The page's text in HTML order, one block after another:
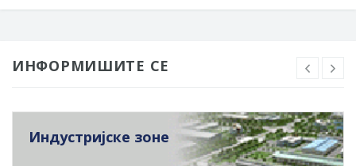
ИНФОРМИШИТЕ СЕ
Индустријске зоне